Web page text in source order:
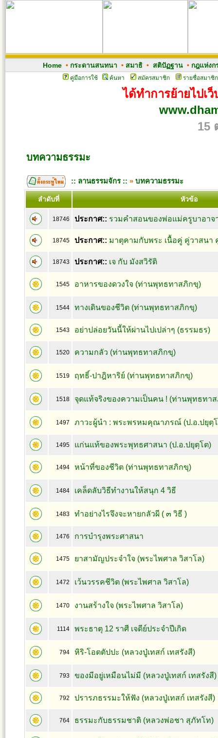
Home• กระดานสนทนา • สมาธิ• สติปัฏฐาน• กฎแห่งก
คู่มือการใช้ ค้นหา สมัครสมาชิก รายชื่อสมาชิก
ได้ทำการย้ายไปเ
15
บทความธรรมะ
:: ลานธรรมจักร :: » บทความธรรมะ
ลำดับที่ หัวข้อ
18746 ประกาศ:: รวมคำสอนของพ่อแม่ครูบาอาจ
18745 ประกาศ:: มาตุคามกับพระ เนื้อคู่ คู่วาสนา
18743 ประกาศ:: เจ กับ มังสวิรัติ
1545 อาหารของดวงใจ (ท่านพุทธทาสภิกขุ)
1544 ทางเดินของชีวิต (ท่านพุทธทาสภิกขุ)
1543 อย่าปล่อยวันนี้ให้ผ่านไปเปล่าๆ (ธรรมธร)
1520 ความกลัว (ท่านพุทธทาสภิกขุ)
1519 ฤทธิ์-ปาฎิหาริย์ (ท่านพุทธทาสภิกขุ)
1518 จุดแท้จริงของความเป็นคน ! (ท่านพุทธทา
1497 ภาวะผู้นำ : พระพรหมคุณาภรณ์ (ป.อ.ปยุตฺ
1495 แก่นแท้ของพระพุทธศาสนา (ป.อ.ปยุตฺโต)
1494 หน้าที่ของชีวิต (ท่านพุทธทาสภิกขุ)
1484 เคล็ดลับวิธีทำงานให้สนุก 4 วิธี
1483 ทำอย่างไรจึงจะหายกลัวผี ( ๓ วิธี )
1476 การบำรุงพระศาสนา
1475 ยาสามัญประจำใจ (พระไพศาล วิสาโล)
1472 เว้นวรรคชีวิต (พระไพศาล วิสาโล)
1470 งานสร้างใจ (พระไพศาล วิสาโล)
1114 พระธาตุ 12 ราศี เจดีย์ประจำปีเกิด
794 หิริ-โอตตัปปะ (หลวงปู่เทสก์ เทสรังสี)
793 ของมีอยู่เหมือนไม่มี (หลวงปู่เทสก์ เทสรังสี)
792 ปรารภธรรมะให้ฟัง (หลวงปู่เทสก์ เทสรังสี)
764 ธรรมะกับธรรมชาติ (หลวงพ่อชา สุภัทโท)